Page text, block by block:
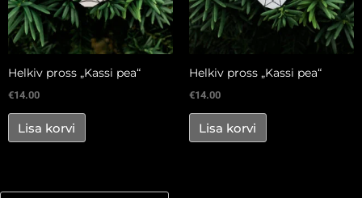
Helkiv pross „Kassi pea“
€14.00
Lisa korvi
Helkiv pross „Kassi pea“
€14.00
Lisa korvi